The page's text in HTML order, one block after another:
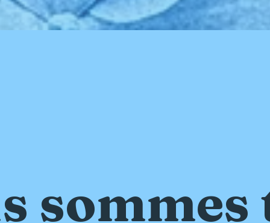
sommes